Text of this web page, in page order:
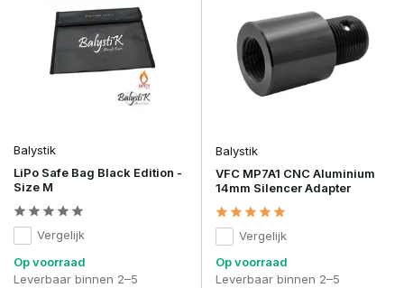
Balystik
LiPo Safe Bag Black Edition -
Size M
Vergelijk
Op voorraad
Leverbaar binnen 2–5
Balystik
VFC MP7A1 CNC Aluminium
14mm Silencer Adapter
Vergelijk
Op voorraad
Leverbaar binnen 2–5